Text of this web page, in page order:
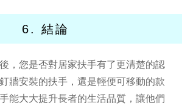
6. 結論
您是否對居家扶手有了更清楚的認
牆安裝的扶手，還是輕便可移動的款
能大大提升長者的生活品質，讓他們